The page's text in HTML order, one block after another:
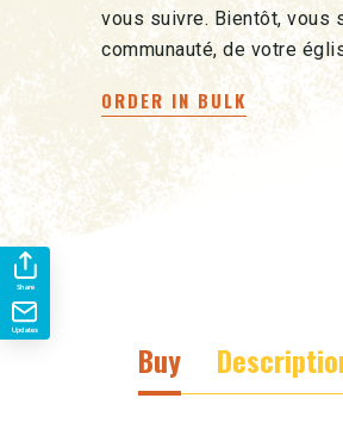
vous suivre. Bientôt, vous
communauté, de votre
ORDER IN BULK
Buy
Share
Updates